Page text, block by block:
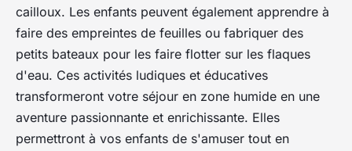
cailloux. Les enfants peuvent également apprendre à
faire des empreintes de feuilles ou fabriquer des
petits bateaux pour les faire flotter sur les flaques
d'eau. Ces activités ludiques et éducatives
transformeront votre séjour en zone humide en une
aventure passionnante et enrichissante. Elles
permettront à vos enfants de s'amuser tout en